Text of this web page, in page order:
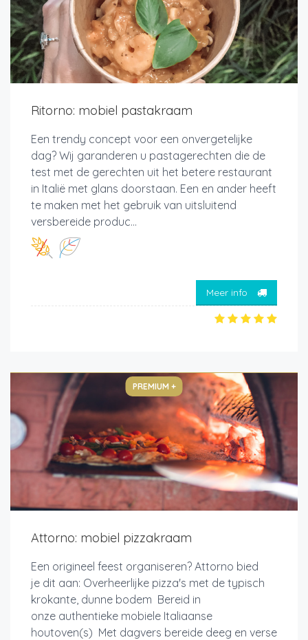
Ritorno: mobiel pastakraam
Een trendy concept voor een onvergetelijke
dag? Wij garanderen u pastagerechten die de
test met de gerechten uit het betere restaurant
in Italië met glans doorstaan. Een en ander heeft
te maken met het gebruik van uitsluitend
versbereide produc...
Meer info
PREMIUM +
Attorno: mobiel pizzakraam
Een origineel feest organiseren? Attorno bied
je dit aan: Overheerlijke pizza's met de typisch
krokante, dunne bodem Bereid in
onze authentieke mobiele Italiaanse
houtoven(s) Met dagvers bereide deeg en verse